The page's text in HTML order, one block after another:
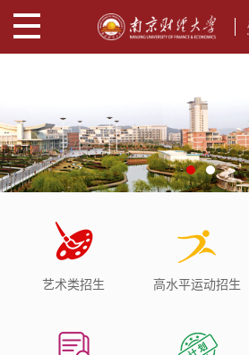
艺术类招生 高水平运动招生